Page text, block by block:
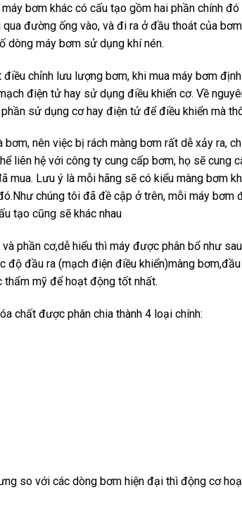
bơm khác có cấu tạo gồm hai phần chính
đường ống vào, và đi ra ở đầu thoát của
dòng máy bơm sử dụng khí nén.
chỉnh lưu lượng bơm, khi mua máy bơm
điện tử hay sử dụng điều khiển cơ. Về
sử dụng cơ hay điện tử để điều khiển mà
nên việc bị rách màng bơm rất dễ xảy ra,
liên hệ với công ty cung cấp bơm, họ sẽ cung
Lưu ý là mỗi hãng sẽ có kiểu màng bơm
chúng tôi đã đề cập ở trên, mỗi máy bơm
tạo cũng sẽ khác nhau
phần cơ,dễ hiểu thì máy được phân bổ như
đầu ra (mạch điện điều khiển)màng
mỹ để hoạt động tốt nhất.
chất được phân chia thành 4 loại chính:
so với các dòng bơm hiện đại thì động cơ